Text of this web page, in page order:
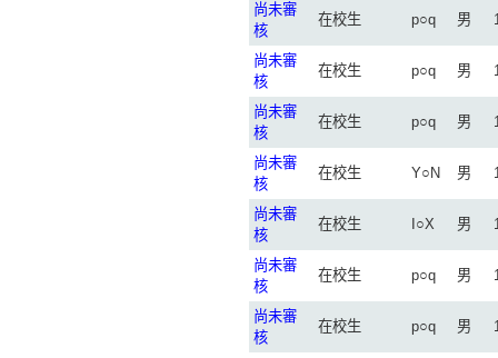
尚未審
核
在校生 p○q 男
尚未審
核
在校生 p○q 男
尚未審
核
在校生 p○q 男
尚未審
核
在校生 Y○N 男
尚未審
核
在校生 I○X 男
尚未審
核
在校生 p○q 男
尚未審
核
在校生 p○q 男